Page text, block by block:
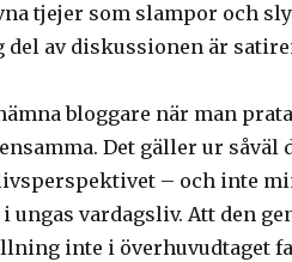
tjejer som slampor och
del av diskussionen är
bloggare när man
Det gäller ur såväl
– och inte
ungas vardagsliv. Att den
inte i överhuvudtaget